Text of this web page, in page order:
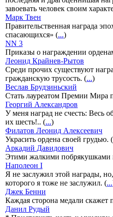
завоевать человек своим
Марк Твен
Правительственная награда
спасающихся» (...)
NN 3
Приказы о награждении
Леонид Крайнев-Рытов
Среди прочих существуют
гражданскую трусость. (...)
Веслав Брудзиньский
Стать лауреатом Премии Мира
Георгий Александров
У меня наград не счесть: Весь
их шесть!.. (...)
Филатов Леонид Алексеевич
Украсить ордена своей грудью. (
Аркадий Давидович
Этими жалкими побрякушками
Наполеон I
Я не заслужил этой награды,
которого я тоже не заслужил. (...
Джек Бенни
Каждая сторона медали скажет
Данил Рудый